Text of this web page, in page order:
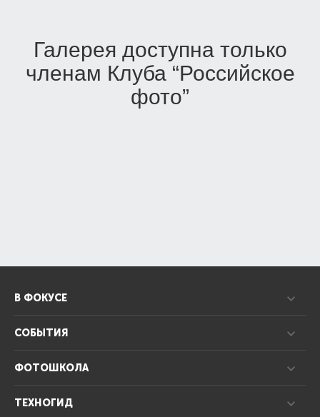
Галерея доступна только
членам Клуба “Российское
фото”
В ФОКУСЕ
СОБЫТИЯ
ФОТОШКОЛА
ТЕХНОГИД